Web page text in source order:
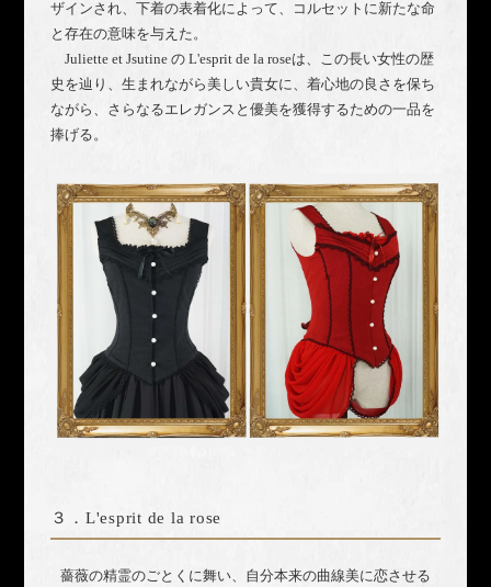
ザインされ、下着の表着化によって、コルセットに新たな命
と存在の意味を与えた。
Juliette et Jsutine のL'esprit de la roseは、この長い女性の歴
史を辿り、生まれながら美しい貴女に、着心地の良さを保ち
ながら、さらなるエレガンスと優美を獲得するための一品を
捧げる。
３． L'esprit de la rose
薔薇の精霊のごとくに舞い、自分本来の曲線美に恋させる